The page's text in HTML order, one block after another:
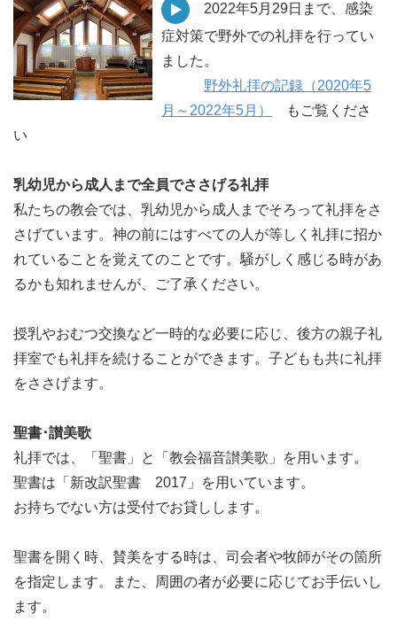
2022年5月29日まで、感染
症対策で野外での礼拝を行ってい
ました。
野外礼拝の記録（2020年5
月～2022年5月）
もご覧くださ
い
乳幼児から成人まで全員でささげる礼拝
私たちの教会では、乳幼児から成人までそろって礼拝をさ
さげています。神の前にはすべての人が等しく礼拝に招か
れていることを覚えてのことです。騒がしく感じる時があ
るかも知れませんが、ご了承ください。
授乳やおむつ交換など一時的な必要に応じ、後方の親子礼
拝室でも礼拝を続けることができます。子どもも共に礼拝
をささげます。
聖書･讃美歌
礼拝では、「聖書」と「教会福音讃美歌」を用います。
聖書は「新改訳聖書 2017」を用いています。
お持ちでない方は受付でお貸しします。
聖書を開く時、賛美をする時は、司会者や牧師がその箇所
を指定します。また、周囲の者が必要に応じてお手伝いし
ます。